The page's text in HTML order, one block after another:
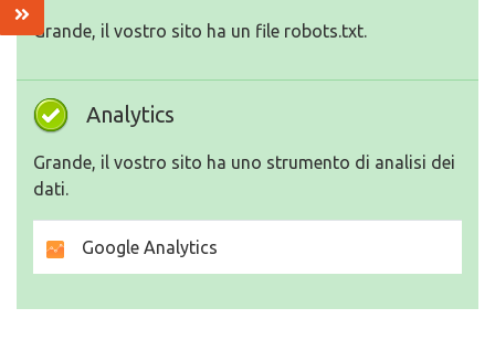
Grande, il vostro sito ha un file robots.txt.
Analytics
Grande, il vostro sito ha uno strumento di analisi dei
dati.
Google Analytics